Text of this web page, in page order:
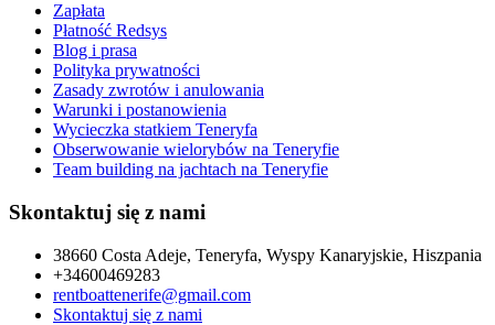
Zapłata
Płatność Redsys
Blog i prasa
Polityka prywatności
Zasady zwrotów i anulowania
Warunki i postanowienia
Wycieczka statkiem Teneryfa
Obserwowanie wielorybów na Teneryfie
Team building na jachtach na Teneryfie
Skontaktuj się z nami
38660 Costa Adeje, Teneryfa, Wyspy Kanaryjskie, Hiszpania
+34600469283
rentboattenerife@gmail.com
Skontaktuj się z nami